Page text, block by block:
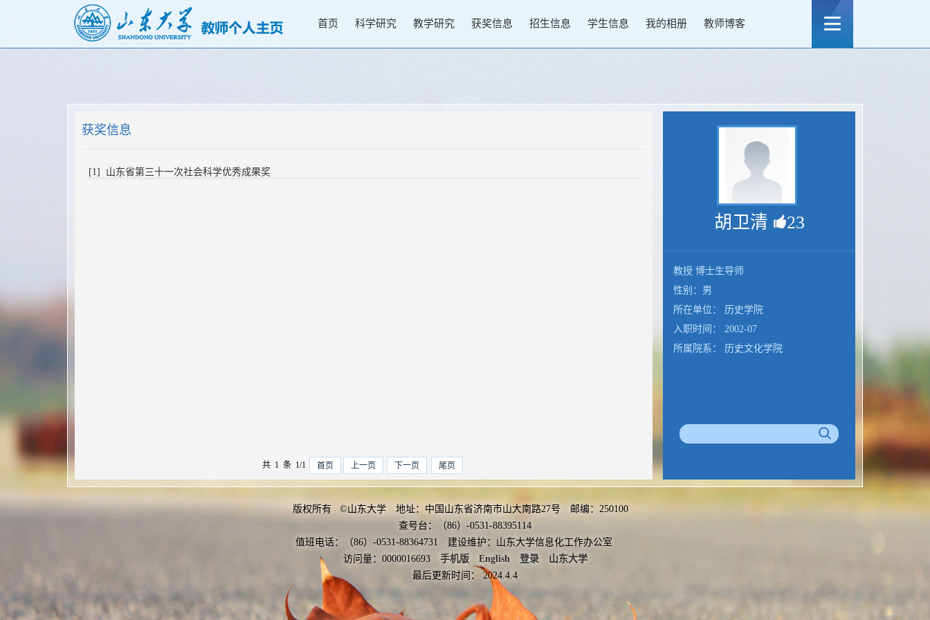
首页 科学研究 教学研究 获奖信息 招生信息 学生信息 我的相册 教师博客
获奖信息
[1] 山东省第三十一次社会科学优秀成果奖
共 1 条 1/1 首页 上一页 下一页 尾页
胡卫清 23
教授 博士生导师
性别：男
所在单位： 历史学院
入职时间： 2002-07
所属院系： 历史文化学院
版权所有 ©山东大学 地址：中国山东省济南市山大南路27号 邮编：250100
查号台：（86）-0531-88395114
值班电话：（86）-0531-88364731 建设维护：山东大学信息化工作办公室
访问量： 0000016693 手机版 English 登录
山东大学
最后更新时间： 2024.4.4